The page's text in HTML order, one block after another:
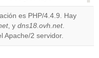
correctly.
Do you
own this
es PHP/4.4.9. Hay
, y dns18.ovh.net.
Apache/2 servidor.